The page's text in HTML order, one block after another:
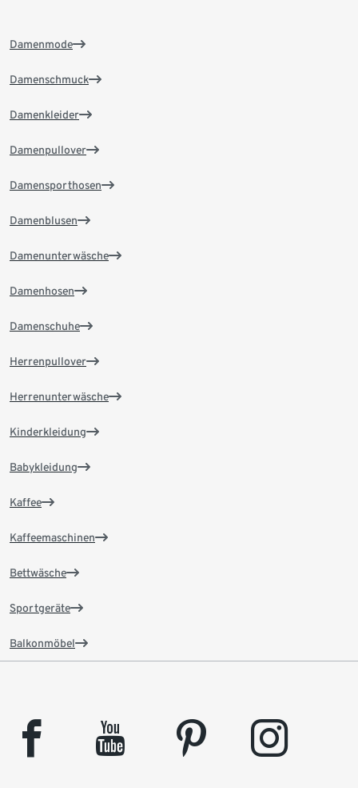
Damenmode
Damenschmuck
Damenkleider
Damenpullover
Damensporthosen
Damenblusen
Damenunterwäsche
Damenhosen
Damenschuhe
Herrenpullover
Herrenunterwäsche
Kinderkleidung
Babykleidung
Kaffee
Kaffeemaschinen
Bettwäsche
Sportgeräte
Balkonmöbel
facebook youtube pinterest instagram